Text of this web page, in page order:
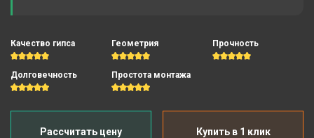
Качество гипса Геометрия Прочность
Долговечность Простота монтажа
Рассчитать цену Купить в 1 клик